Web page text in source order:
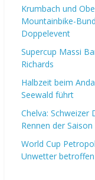
Krumbach und
Mountainbike-
Doppelevent
Supercup Massi
Richards
Halbzeit beim
Seewald führt
Chelva: Schweizer
Rennen der Saison
World Cup
Unwetter betroffen